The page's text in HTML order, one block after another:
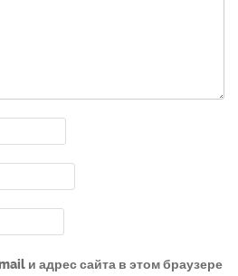
и адрес сайта в этом браузере